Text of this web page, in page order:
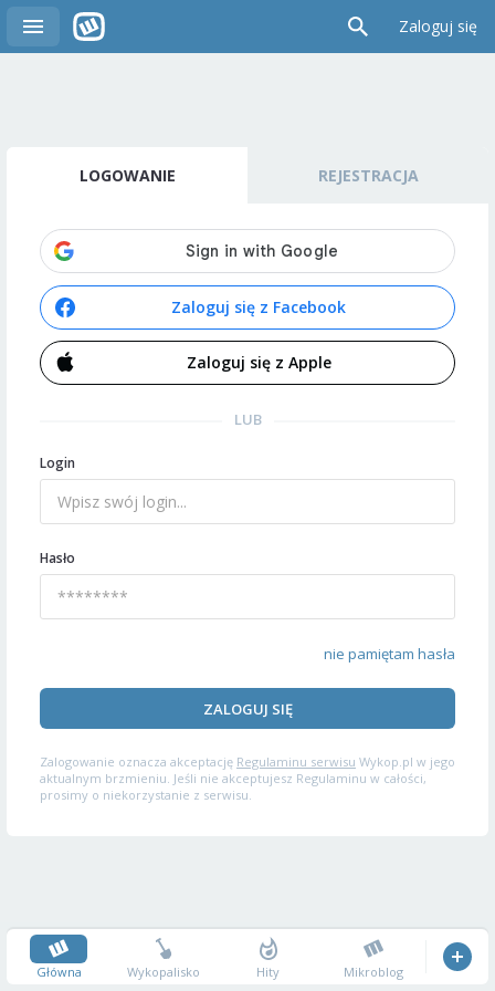
Zaloguj się
LOGOWANIE REJESTRACJA
Zaloguj się z Facebook
Zaloguj się z Apple
LUB
Login
Hasło
nie pamiętam hasła
ZALOGUJ SIĘ
Zalogowanie oznacza akceptację Regulaminu serwisu Wykop.pl w jego
aktualnym brzmieniu. Jeśli nie akceptujesz Regulaminu w całości,
prosimy o niekorzystanie z serwisu.
Główna Wykopalisko Hity Mikroblog